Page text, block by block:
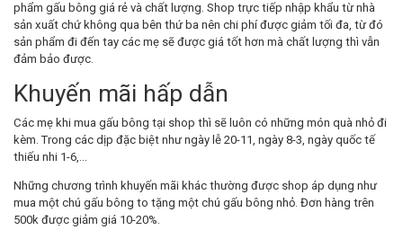
phẩm gấu bông giá rẻ và chất lượng. Shop trực tiếp nhập khẩu từ nhà
sản xuất chứ không qua bên thứ ba nên chi phí được giảm tối đa, từ đó
sản phẩm đi đến tay các mẹ sẽ được giá tốt hơn mà chất lượng thì vẫn
đảm bảo được.
Khuyến mãi hấp dẫn
Các mẹ khi mua gấu bông tại shop thì sẽ luôn có những món quà nhỏ đi
kèm. Trong các dịp đặc biệt như ngày lễ 20-11, ngày 8-3, ngày quốc tế
thiếu nhi 1-6,…
Những chương trình khuyến mãi khác thường được shop áp dụng như
mua một chú gấu bông to tặng một chú gấu bông nhỏ. Đơn hàng trên
500k được giảm giá 10-20%.